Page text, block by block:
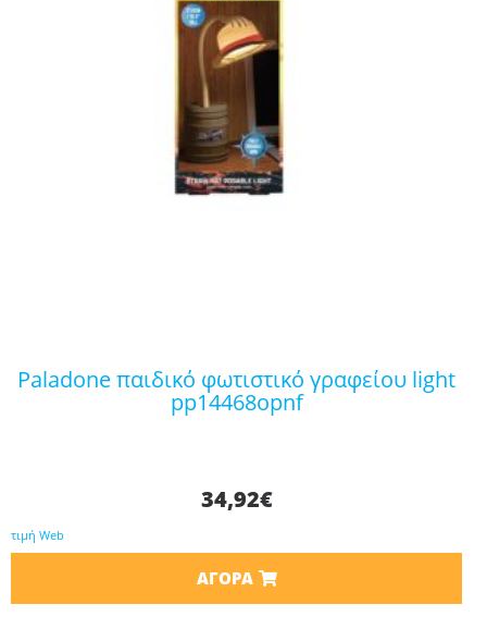
paladone παιδικό φωτιστικό γραφείου light
pp14468opnf
34,92€
τιμή Web
ΑΓΟΡΆ